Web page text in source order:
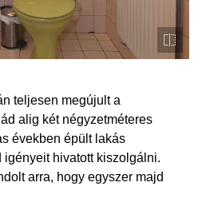
teljesen megújult a
alig két négyzetméteres
években épült lakás
hivatott kiszolgálni.
arra, hogy egyszer majd